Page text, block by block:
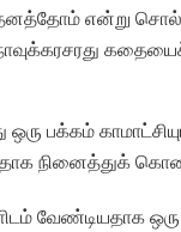
என்று
பக்கம்
நினைத்துக்
வேண்டியதாக